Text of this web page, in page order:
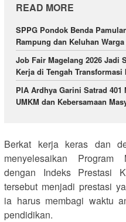
READ MORE
SPPG Pondok Benda
Rampung dan Keluhan
Job Fair Magelang 2026 Jadi
Kerja di Tengah Transformasi
PIA Ardhya Garini Satrad
UMKM dan Kebersamaan
Berkat kerja keras dan
menyelesaikan Program
dengan Indeks Prestasi
tersebut menjadi prestasi
ia harus membagi waktu
pendidikan.